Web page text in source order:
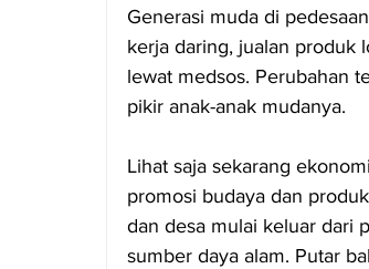
Generasi muda di
kerja daring, jualan produk
lewat medsos. Perubahan
pikir anak-anak mudanya.
Lihat saja sekarang
promosi budaya dan
dan desa mulai keluar dari
sumber daya alam. Putar